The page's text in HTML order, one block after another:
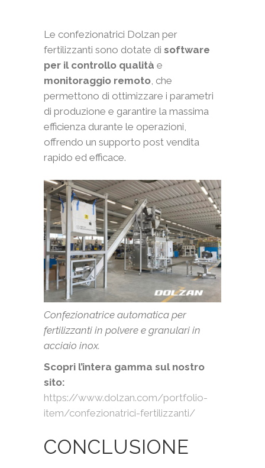
Le confezionatrici Dolzan per
fertilizzanti sono dotate di software
per il controllo qualità e
monitoraggio remoto, che
permettono di ottimizzare i parametri
di produzione e garantire la massima
efficienza durante le operazioni,
offrendo un supporto post vendita
rapido ed efficace.
Confezionatrice automatica per
fertilizzanti in polvere e granulari in
acciaio inox.
Scopri l’intera gamma sul nostro
sito:
https://www.dolzan.com/portfolio-
item/confezionatrici-fertilizzanti/
CONCLUSIONE